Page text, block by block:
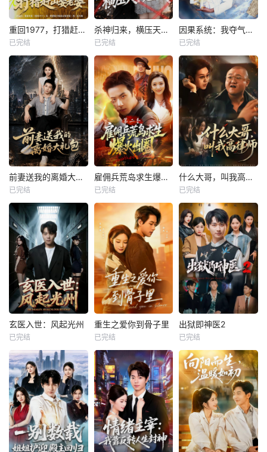
重回1977，打猎赶山娶老婆
已完结
杀神归来，横压天下无敌
已完结
因果系统：我夺气运救苍生
已完结
前妻送我的离婚大礼包
已完结
雇佣兵荒岛求生爆火出圈第二季
已完结
什么大哥，叫我高律师
已完结
玄医入世：风起光州
已完结
重生之爱你到骨子里
已完结
出狱即神医2
已完结